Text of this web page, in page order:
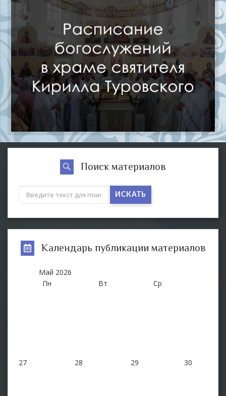
Поиск материалов
ИСКАТЬ
Календарь публикации материалов
Май 2026
Пн
Вт Ср
27 28 29 30